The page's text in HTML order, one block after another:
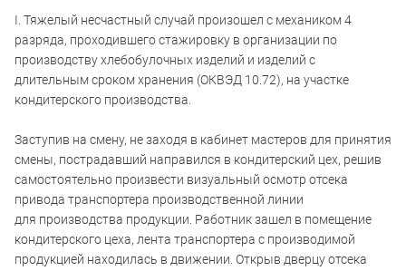
I. Тяжелый несчастный случай произошел с механиком 4
разряда, проходившего стажировку в организации по
производству хлебобулочных изделий и изделий с
длительным сроком хранения (ОКВЭД 10.72), на участке
кондитерского производства.
Заступив на смену, не заходя в кабинет мастеров для принятия
смены, пострадавший направился в кондитерский цех, решив
самостоятельно произвести визуальный осмотр отсека
привода транспортера производственной линии
для производства продукции. Работник зашел в помещение
кондитерского цеха, лента транспортера с производимой
продукцией находилась в движении. Открыв дверцу отсека